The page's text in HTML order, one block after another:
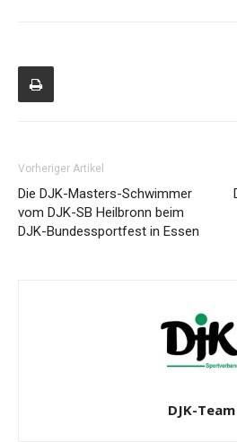
Vorheriger Artikel
Die DJK-Masters-Schwimmer
vom DJK-SB Heilbronn beim
DJK-Bundessportfest in Essen
DJK-Team